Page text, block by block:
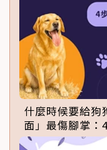
什麼時候要給狗
面」最傷腳掌：